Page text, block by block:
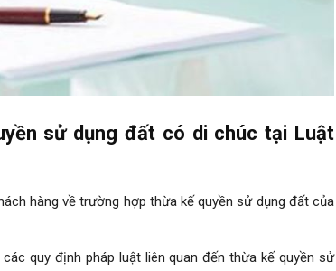
sử dụng đất có di chúc tại Luật
hàng về trường hợp thừa kế quyền sử dụng đất của
quy định pháp luật liên quan đến thừa kế quyền sử